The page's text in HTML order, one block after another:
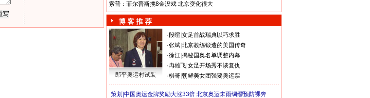
索普：菲尔普斯揽8金没戏 北京变化很大
博 客 推 荐
郎平奥运村试装
·段暄 女足首战瑞典以巧求胜
·张斌 北京教练锻造的美国传奇
·徐江 揭秘国奥名单调整内幕
·冉雄飞 女足开场秀不谈复仇
·棋哥 朝鲜美女团强要奥运票
策划| 中国奥运金牌奖励大涨33倍 北京奥运未雨绸缪预防裸奔